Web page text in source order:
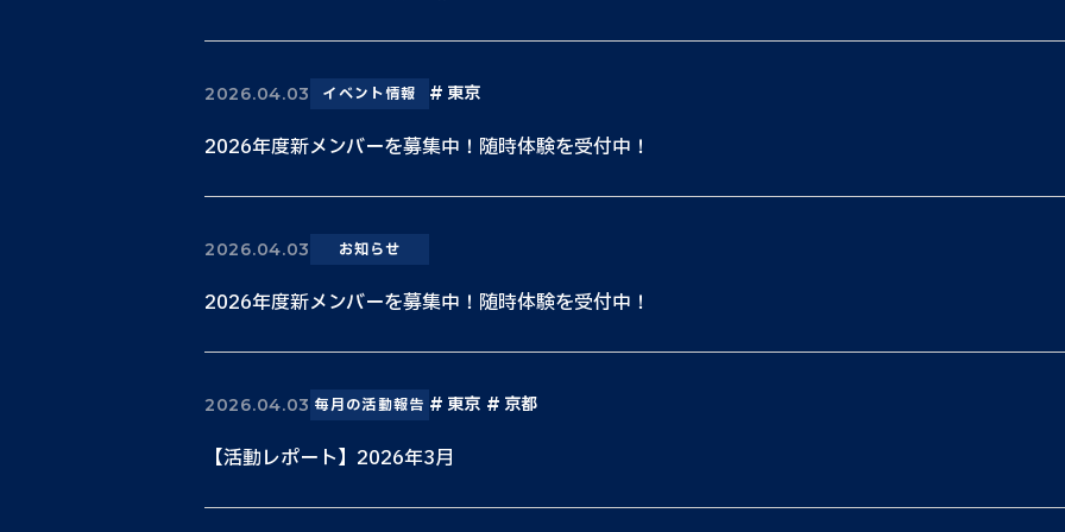
2026.04.03 イベント情報 東京
2026年度新メンバーを募集中！随時体験を受付中！
2026.04.03 お知らせ
2026年度新メンバーを募集中！随時体験を受付中！
2026.04.03 毎月の活動報告 東京 京都
【活動レポート】2026年3月